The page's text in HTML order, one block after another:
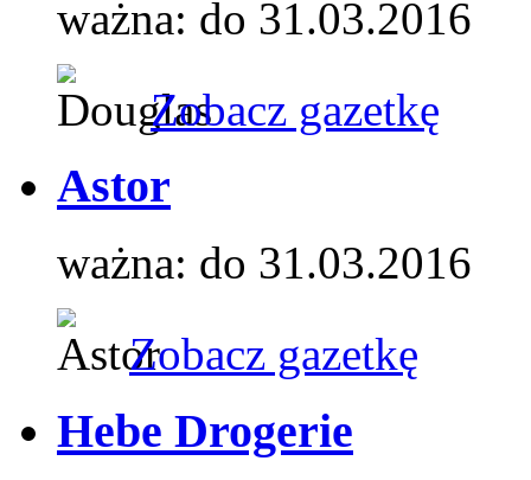
ważna: do 31.03.2016
Zobacz gazetkę
Astor
ważna: do 31.03.2016
Zobacz gazetkę
Hebe Drogerie